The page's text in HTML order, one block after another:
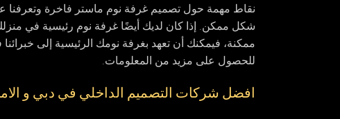
نقاط مهمة حول تصميم غرفة نوم ماستر فاخرة وتعرفنا
شكل ممكن. إذا كان لديك أيضًا غرفة نوم رئيسية في
ممكنة، فيمكنك أن تعهد بغرفة نومك الرئيسية إلى
للحصول على مزيد من المعلومات.
افضل شركات التصميم الداخلي في دبي و